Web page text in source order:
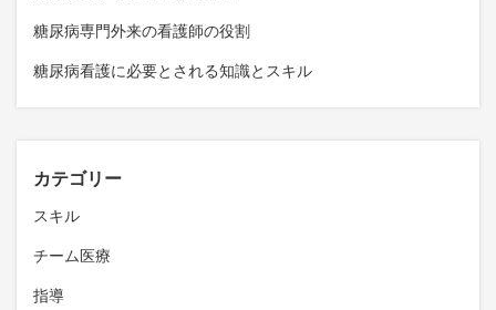
糖尿病専門外来の看護師の役割
糖尿病看護に必要とされる知識とスキル
カテゴリー
スキル
チーム医療
指導